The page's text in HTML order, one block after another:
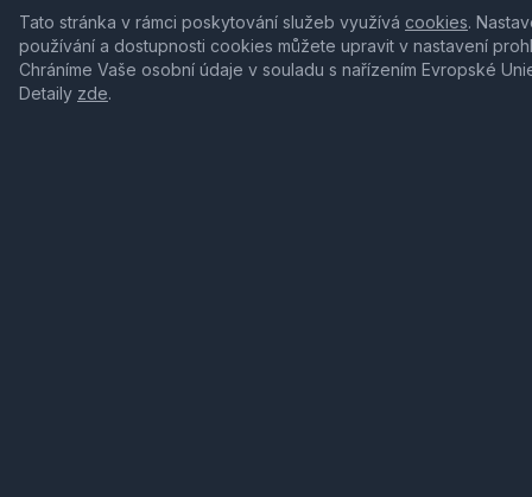
Tato stránka v rámci poskytování služeb využívá cookies.
používání a dostupnosti cookies můžete upravit v nastavení
Chráníme Vaše osobní údaje v souladu s nařízením Evropské
Detaily zde.